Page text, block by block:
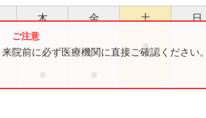
木 金 土 日
●
院前に必ず医療機関に直接ご確認ください。